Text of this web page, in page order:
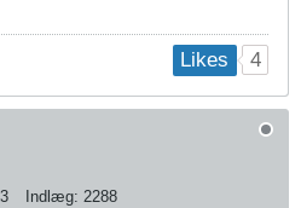
Likes 4
Indlæg: 2288